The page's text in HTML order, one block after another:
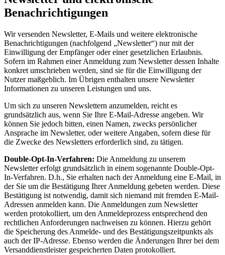
Benachrichtigungen
Wir versenden Newsletter, E-Mails und weitere elektronische
Benachrichtigungen (nachfolgend „Newsletter“) nur mit der
Einwilligung der Empfänger oder einer gesetzlichen Erlaubnis.
Sofern im Rahmen einer Anmeldung zum Newsletter dessen Inhalte
konkret umschrieben werden, sind sie für die Einwilligung der
Nutzer maßgeblich. Im Übrigen enthalten unsere Newsletter
Informationen zu unseren Leistungen und uns.
Um sich zu unseren Newslettern anzumelden, reicht es
grundsätzlich aus, wenn Sie Ihre E-Mail-Adresse angeben. Wir
können Sie jedoch bitten, einen Namen, zwecks persönlicher
Ansprache im Newsletter, oder weitere Angaben, sofern diese für
die Zwecke des Newsletters erforderlich sind, zu tätigen.
Double-Opt-In-Verfahren: Die Anmeldung zu unserem
Newsletter erfolgt grundsätzlich in einem sogenannte Double-Opt-
In-Verfahren. D.h., Sie erhalten nach der Anmeldung eine E-Mail, in
der Sie um die Bestätigung Ihrer Anmeldung gebeten werden. Diese
Bestätigung ist notwendig, damit sich niemand mit fremden E-Mail-
Adressen anmelden kann. Die Anmeldungen zum Newsletter
werden protokolliert, um den Anmeldeprozess entsprechend den
rechtlichen Anforderungen nachweisen zu können. Hierzu gehört
die Speicherung des Anmelde- und des Bestätigungszeitpunkts als
auch der IP-Adresse. Ebenso werden die Änderungen Ihrer bei dem
Versanddienstleister gespeicherten Daten protokolliert.